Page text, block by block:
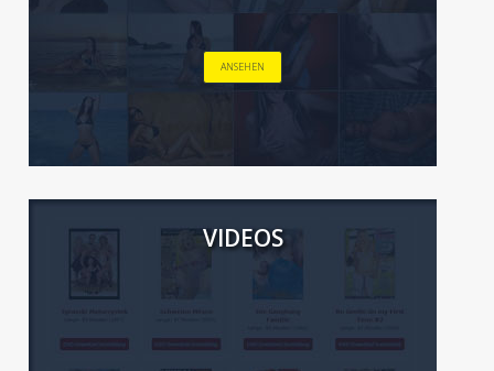
ANSEHEN
VIDEOS